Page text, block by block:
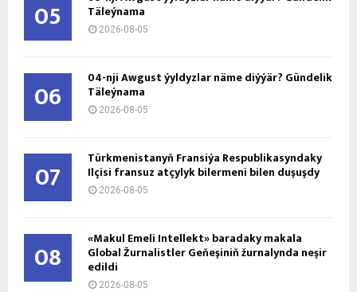
05 Täleýnama
2026-08-05
06 04-nji Awgust ýyldyzlar näme diýýär? Gündelik
Täleýnama
2026-08-05
07 Türkmenistanyň Fransiýa Respublikasyndaky
Ilçisi fransuz atçylyk bilermeni bilen duşuşdy
2026-08-05
08 «Makul Emeli Intellekt» baradaky makala
Global Žurnalistler Geňeşiniň žurnalynda neşir
edildi
2026-08-05